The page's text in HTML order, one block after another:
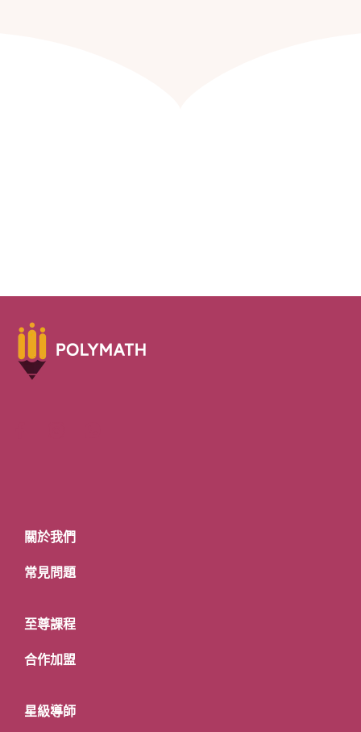
關於我們
常見問題
至尊課程
合作加盟
星級導師